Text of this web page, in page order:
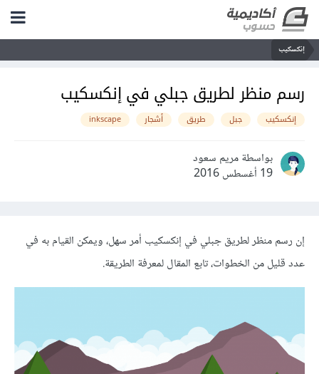
إنكسكيب
رسم منظر لطريق جبلي في إنكسكيب
إنكسكيب جبل طريق أشجار inkscape
بواسطة مريم سعود
19 أغسطس 2016
إن رسم منظر لطريق جبلي في إنكسكيب أمر سهل، ويمكن القيام به في
عدد قليل من الخطوات، تابع المقال لمعرفة الطريقة.